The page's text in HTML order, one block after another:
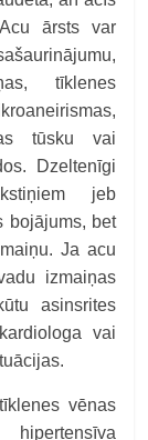
ārsts var
tīklenes
tūsku vai
Dzeltenīgi
jeb
bojājums, bet
Ja acu
izmaiņas
asinsrites
vai
vēnas